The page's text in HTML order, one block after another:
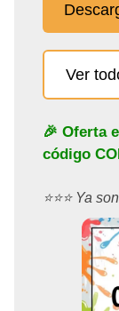
Ver
🎉 Oferta
código
⭐️⭐️⭐️ Ya